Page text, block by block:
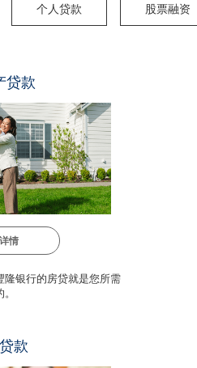
个人贷款 股票融资
贷款
情
银行的房贷就是您所需
款